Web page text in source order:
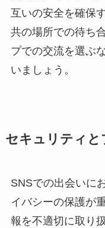
互いの安全を確保
共の場所での待ち
プでの交流を選ぶ
いましょう。
セキュリティと
SNSでの出会いに
イバシーの保護が
報を不適切に取り